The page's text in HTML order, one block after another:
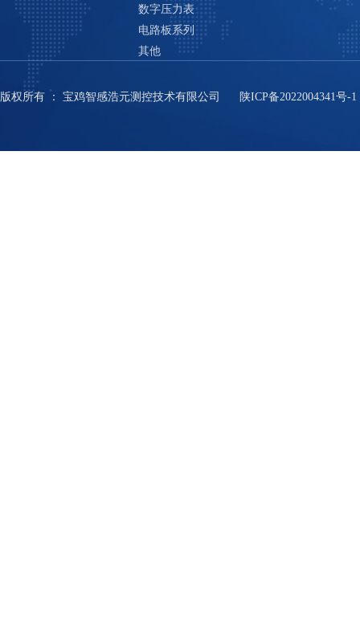
数字压力表
电路板系列
其他
版权所有 ： 宝鸡智感浩元测控技术有限公司 陕ICP备2022004341号-1